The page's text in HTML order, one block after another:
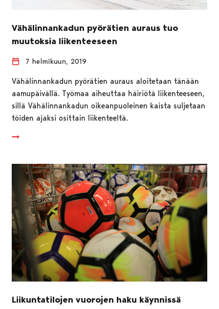
Vähälinnankadun pyörätien auraus tuo
muutoksia liikenteeseen
7 helmikuun, 2019
Vähälinnankadun pyörätien auraus aloitetaan tänään
aamupäivällä. Työmaa aiheuttaa häiriötä liikenteeseen,
sillä Vähälinnankadun oikeanpuoleinen kaista suljetaan
töiden ajaksi osittain liikenteeltä.
Liikuntatilojen vuorojen haku käynnissä